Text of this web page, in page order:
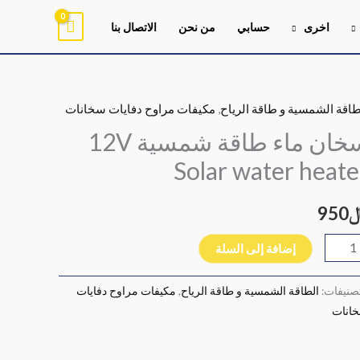
اخرى حسابي من نحن الاتصال بنا
الشمسية و طاقة الرياح, مكيفات مراوح دفايات سخانات
سخان ماء طاقة شمسية 12V
Solar water
950
إضافة إلى السلة
الطاقة الشمسية و طاقة الرياح, مكيفات مراوح دفايات